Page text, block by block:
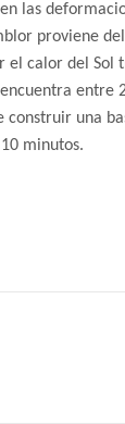
las
proviene
el calor del Sol
entre
una
minutos.